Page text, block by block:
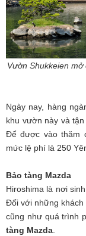
Vườn Shukkeien
Ngày nay, hàng
khu vườn này và
Để được vào thăm
mức lệ phí là 250
Bảo tàng Mazda
Hiroshima là nơi
Đối với những khách
cũng như quá trình
tàng Mazda.